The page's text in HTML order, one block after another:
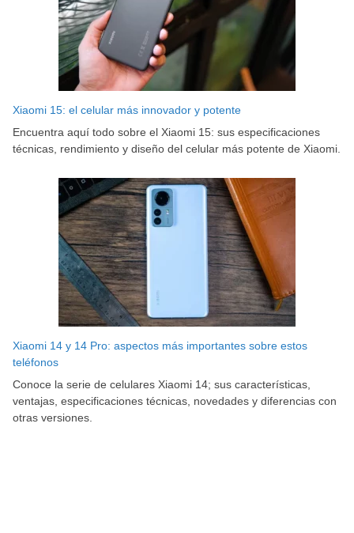
Xiaomi 15: el celular más innovador y potente
Encuentra aquí todo sobre el Xiaomi 15: sus especificaciones
técnicas, rendimiento y diseño del celular más potente de Xiaomi.
Xiaomi 14 y 14 Pro: aspectos más importantes sobre estos
teléfonos
Conoce la serie de celulares Xiaomi 14; sus características,
ventajas, especificaciones técnicas, novedades y diferencias con
otras versiones.